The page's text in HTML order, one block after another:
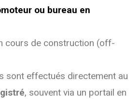
ou bureau en
cours de construction (off-
sont effectués directement au
, souvent via un portail en